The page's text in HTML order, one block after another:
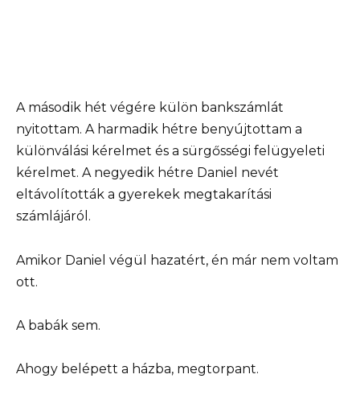
A második hét végére külön bankszámlát
nyitottam. A harmadik hétre benyújtottam a
különválási kérelmet és a sürgősségi felügyeleti
kérelmet. A negyedik hétre Daniel nevét
eltávolították a gyerekek megtakarítási
számlájáról.
Amikor Daniel végül hazatért, én már nem voltam
ott.
A babák sem.
Ahogy belépett a házba, megtorpant.